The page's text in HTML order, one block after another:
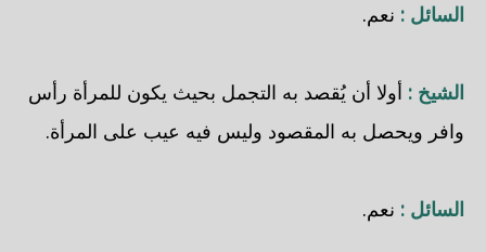
السائل : نعم.
الشيخ : أولا أن يُقصد به التجمل بحيث يكون للمرأة رأس
وافر ويحصل به المقصود وليس فيه عيب على المرأة.
السائل : نعم.